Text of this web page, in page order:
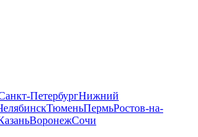
ПетербургНижний
ТюменьПермьРостов-на-
ВоронежСочи